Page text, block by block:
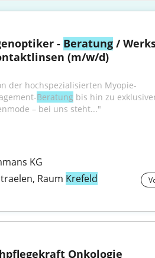
- Beratung /
(m/w/d)
der hochspezialisierten Myopie-
Beratung bis hin zu
– bei uns steht..."
KG
Raum Krefeld
Onkologie